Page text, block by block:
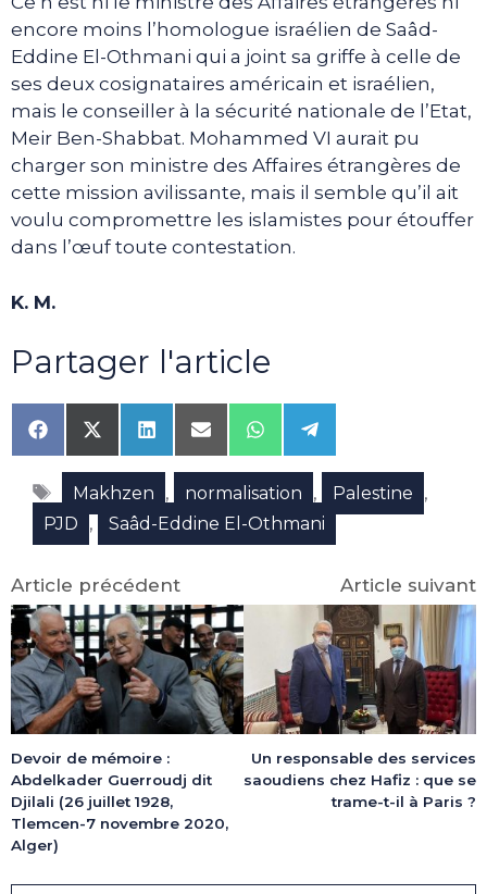
encore moins l’homologue israélien de Saâd-
Eddine El-Othmani qui a joint sa griffe à celle de
ses deux cosignataires américain et israélien,
mais le conseiller à la sécurité nationale de l’Etat,
Meir Ben-Shabbat. Mohammed VI aurait pu
charger son ministre des Affaires étrangères de
cette mission avilissante, mais il semble qu’il ait
voulu compromettre les islamistes pour étouffer
dans l’œuf toute contestation.
K. M.
Partager l'article
Share
on
Facebook
Share
on
X
(Twitter)
Share
on
LinkedIn
Share
on
Email
Share
on
WhatsApp
Share
on
Telegram
Étiquettes
Makhzen , normalisation , Palestine ,
PJD , Saâd-Eddine El-Othmani
Article précédent
Devoir de mémoire :
Abdelkader Guerroudj dit
Djilali (26 juillet 1928,
Tlemcen-7 novembre 2020,
Alger)
Article suivant
Un responsable des services
saoudiens chez Hafiz : que se
trame-t-il à Paris ?